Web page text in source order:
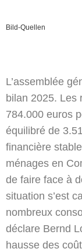
Bild-Quellen
L’assemblée
bilan 2025. Les
784.000 euros
équilibré de
financière
ménages en
de faire face à
situation s’est
nombreux
déclare Bernd
hausse des